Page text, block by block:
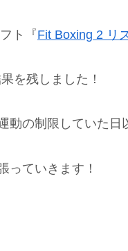
ト『Fit Boxing 2 リ
を残しました！
動の制限していた日
っていきます！